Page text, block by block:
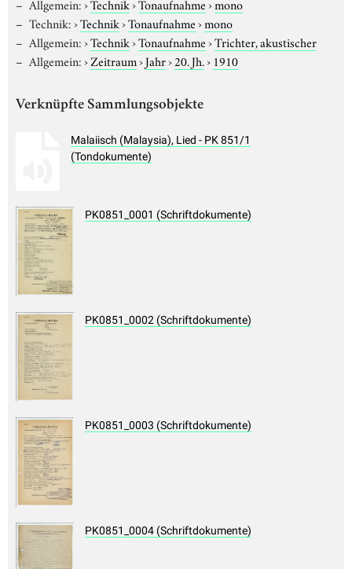
Allgemein:›Technik›Tonaufnahme›mono
Technik:›Technik›Tonaufnahme›mono
Allgemein:›Technik›Tonaufnahme›Trichter, akustischer
Allgemein:›Zeitraum›Jahr›20. Jh.› 1910
Verknüpfte Sammlungsobjekte
Malaiisch (Malaysia), Lied - PK 851/1
(Tondokumente)
PK0851_0001 (Schriftdokumente)
PK0851_0002 (Schriftdokumente)
PK0851_0003 (Schriftdokumente)
PK0851_0004 (Schriftdokumente)